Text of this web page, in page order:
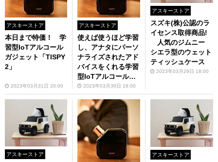
アスキーストア
本日まで特価！ 学
習型IoTアルコール
ガジェット「TISPY
2」
2023年03月31日 20:00
アスキーストア
使えば使うほど学習
し、アナタにパーソ
ナライズされたアド
バイスをくれる学習
型IoTアルコールガ
ジェットが今だけ特
価！
2023年03月30日 18:00
アスキーストア
スズキ(株)公認のラ
イセンス取得商品!
人気のジムニー
シエラ型のウェット
ティッシュケース
2023年03月29日 18:00
アスキーストア アスキーストア